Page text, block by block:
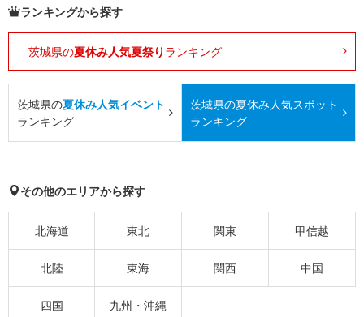
ランキングから探す
茨城県の夏休み人気夏祭り ランキング
茨城県の夏休み人気イベント
ランキング
茨城県の夏休み人気スポット
ランキング
その他のエリアから探す
北海道 東北 関東 甲信越
北陸 東海 関西 中国
四国 九州・沖縄